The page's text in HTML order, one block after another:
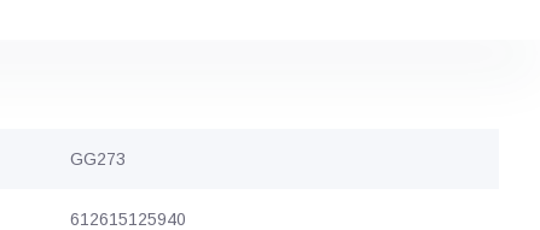
GG273
612615125940